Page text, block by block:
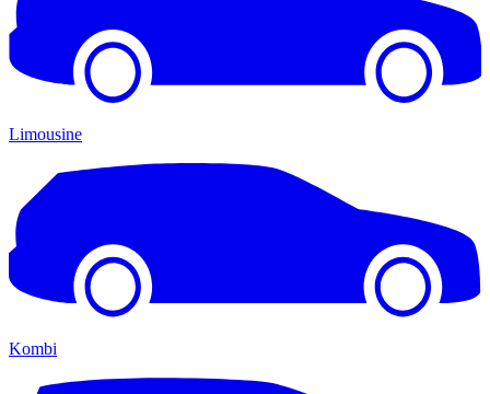
Limousine
Kombi